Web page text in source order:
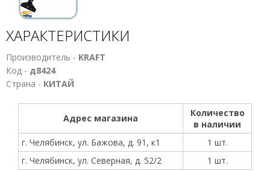
ХАРАКТЕРИСТИКИ
Производитель - KRAFT
Код - д8424
Страна - КИТАЙ
Адрес магазина
Количество
в наличии
г. Челябинск, ул. Бажова, д. 91, к1
1 шт.
г. Челябинск, ул. Северная, д. 52/2
1 шт.